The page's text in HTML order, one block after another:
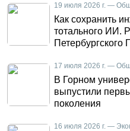
19 июля 2026 г. —
Как сохранить
тотального ИИ.
Петербургского
17 июля 2026 г. —
В Горном
выпустили
поколения
16 июля 2026 г. —